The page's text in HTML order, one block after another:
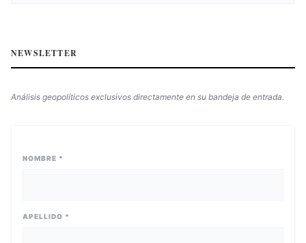
NEWSLETTER
Análisis geopolíticos exclusivos directamente en su bandeja de entrada.
NOMBRE *
APELLIDO *